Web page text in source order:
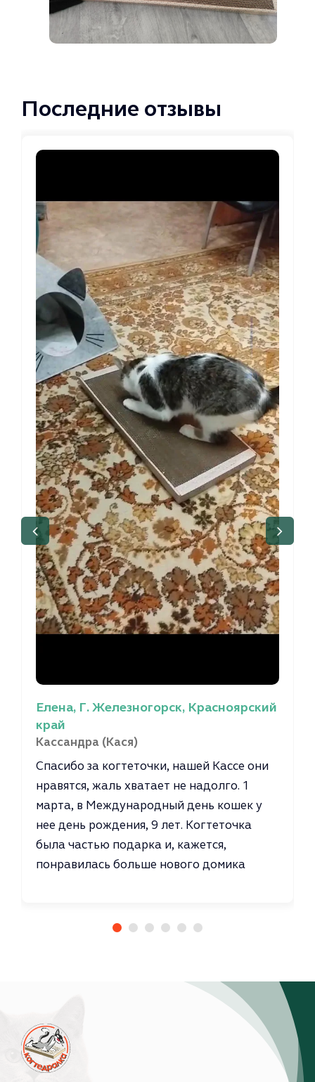
Последние отзывы
Елена, Г. Железногорск, Красноярский
край
Кассандра (Кася)
Спасибо за когтеточки, нашей Кассе они
нравятся, жаль хватает не надолго. 1
марта, в Международный день кошек у
нее день рождения, 9 лет. Когтеточка
была частью подарка и, кажется,
понравилась больше нового домика